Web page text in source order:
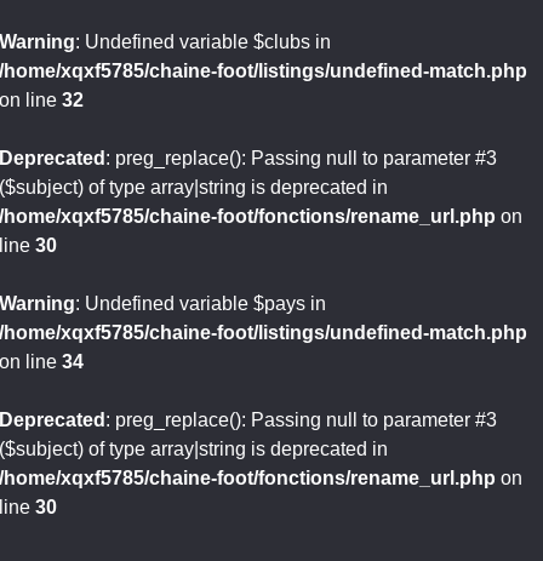
Warning: Undefined variable $clubs in
/home/xqxf5785/chaine-foot/listings/undefined-match.php
on line 32
Deprecated : preg_replace(): Passing null to parameter #3
($subject) of type array|string is deprecated in
/home/xqxf5785/chaine-foot/fonctions/rename_url.php on
line 30
Warning: Undefined variable $pays in
/home/xqxf5785/chaine-foot/listings/undefined-match.php
on line 34
Deprecated : preg_replace(): Passing null to parameter #3
($subject) of type array|string is deprecated in
/home/xqxf5785/chaine-foot/fonctions/rename_url.php on
line 30